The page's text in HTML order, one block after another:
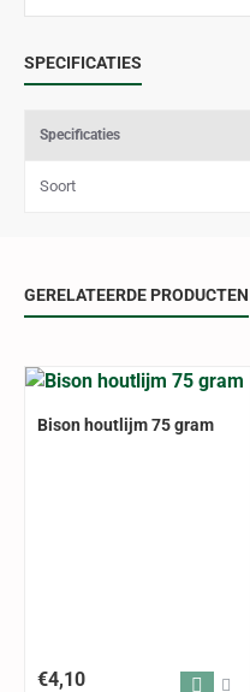
SPECIFICATIES
Specificaties
Soort
GERELATEERDE PRODUCTEN
Bison houtlijm 75 gram
€4,10